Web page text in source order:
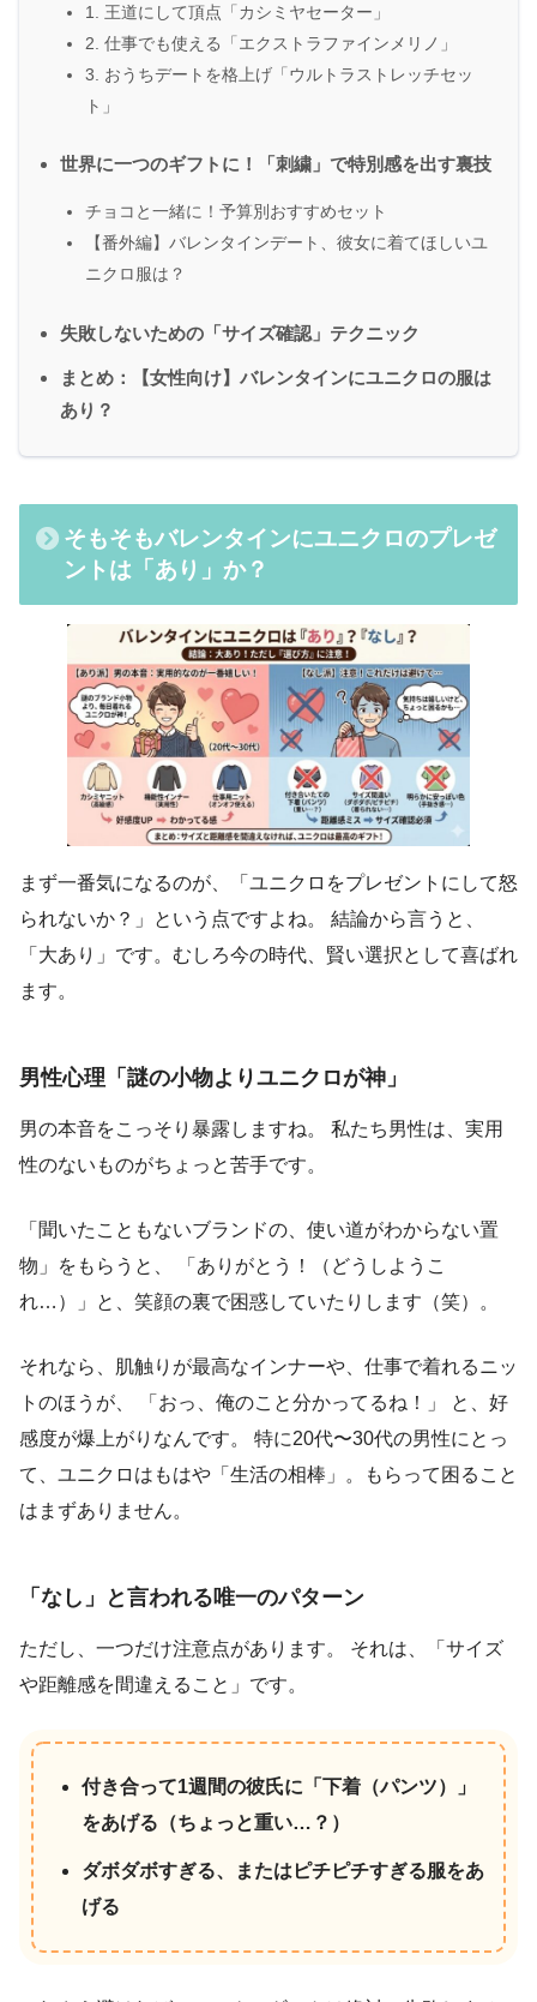
1. 王道にして頂点「カシミヤセーター」
2. 仕事でも使える「エクストラファインメリノ」
3. おうちデートを格上げ「ウルトラストレッチセッ
ト」
世界に一つのギフトに！「刺繍」で特別感を出す裏技
チョコと一緒に！予算別おすすめセット
【番外編】バレンタインデート、彼女に着てほしいユ
ニクロ服は？
失敗しないための「サイズ確認」テクニック
まとめ：【女性向け】バレンタインにユニクロの服は
あり？
そもそもバレンタインにユニクロのプレゼ
ントは「あり」か？
まず一番気になるのが、「ユニクロをプレゼントにして怒
られないか？」という点ですよね。 結論から言うと、
「大あり」です。むしろ今の時代、賢い選択として喜ばれ
ます。
男性心理「謎の小物よりユニクロが神」
男の本音をこっそり暴露しますね。 私たち男性は、実用
性のないものがちょっと苦手です。
「聞いたこともないブランドの、使い道がわからない置
物」をもらうと、 「ありがとう！（どうしようこ
れ…）」と、笑顔の裏で困惑していたりします（笑）。
それなら、肌触りが最高なインナーや、仕事で着れるニッ
トのほうが、 「おっ、俺のこと分かってるね！」 と、好
感度が爆上がりなんです。 特に20代〜30代の男性にとっ
て、ユニクロはもはや「生活の相棒」。もらって困ること
はまずありません。
「なし」と言われる唯一のパターン
ただし、一つだけ注意点があります。 それは、「サイズ
や距離感を間違えること」です。
付き合って1週間の彼氏に「下着（パンツ）」
をあげる（ちょっと重い…？）
ダボダボすぎる、またはピチピチすぎる服をあ
げる